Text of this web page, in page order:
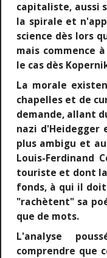
capitaliste, aussi
la spirale et
science dès lors
mais commence
le cas dès
La morale
chapelles et de
demande, allant
nazi d'Heidegger
plus ambigu et
Louis-Ferdinand
touriste et dont
fonds, à qui il
"rachètent" sa
que de mots.
L'analyse
comprendre que